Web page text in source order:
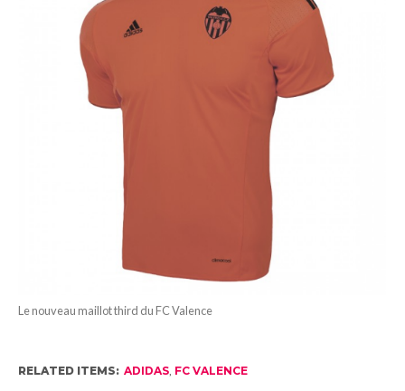
Le nouveau maillot third du FC Valence
RELATED ITEMS: ADIDAS, FC VALENCE